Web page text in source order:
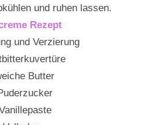
und ruhen lassen.
Rezept
und Verzierung
Butter